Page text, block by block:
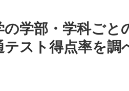
の学部・学科ごと
テスト得点率を調